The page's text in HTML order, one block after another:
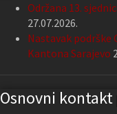
Održana 13.
27.07.2026.
Nastavak podrške
Kantona Sarajevo
Osnovni kontakt